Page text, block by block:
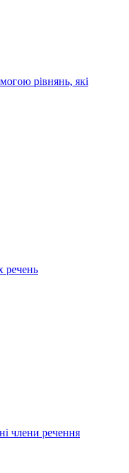
рівнянь, які
речень
члени речення